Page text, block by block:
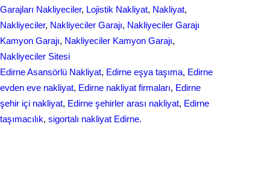
o
o
k
d
I
n
r
e
Garajları Nakliyeciler, Lojistik Nakliyat, Nakliyat
Nakliyeciler, Nakliyeciler Garajı, Nakliyeciler Garajı
Kamyon Garajı, Nakliyeciler Kamyon Garajı
Nakliyeciler Sitesi
Edirne Asansörlü Nakliyat, Edirne eşya taşıma, Edirne
evden eve nakliyat, Edirne nakliyat firmaları, Edirne
şehir içi nakliyat, Edirne şehirler arası nakliyat, Edirne
taşımacılık, sigortalı nakliyat Edirne.